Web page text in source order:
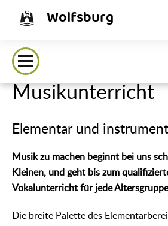
Wolfsburg
Musikunterricht
Elementar und
Musik zu machen beginnt bei uns
Kleinen, und geht bis zum
Vokalunterricht für jede Altersgruppe
Die breite Palette des